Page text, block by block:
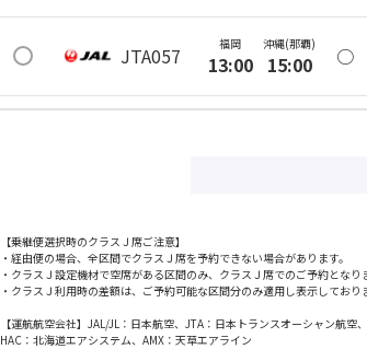
JTA057 福岡
13:00
沖縄(那覇)
15:00 ○
上記航空便のクラスJを利用する ○
JTA063 福岡
17:35
沖縄(那覇) ○
【乗継便選択時のクラスＪ席ご注意】
・経由便の場合、全区間でクラスＪ席を予約できない場合があります。
・クラスＪ設定機材で空席がある区間のみ、クラスＪ席でのご予約となり
・クラスＪ利用時の差額は、ご予約可能な区間分のみ適用し表示しており
【運航航空会社】JAL/JL：日本航空、JTA：日本トランスオーシャン航
HAC：北海道エアシステム、AMX：天草エアライン